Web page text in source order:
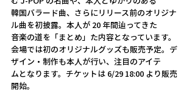
韓国バラード曲、さらにリリース前のオリジナ
ル曲を初披露。本人が 20 年間辿ってきた
音楽の道を「まとめ」た内容となっています。
会場では初のオリジナルグッズも販売予定。デ
ザイン・制作も本人が行い、注目のアイテ
ムとなります。チケットは 6/29 18:00 より販売
開始。